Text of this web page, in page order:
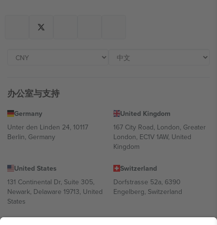
办公室与支持
Germany
Unter den Linden 24, 10117
Berlin, Germany
United Kingdom
167 City Road, London, Greater
London, EC1V 1AW, United
Kingdom
United States
131 Continental Dr, Suite 305,
Newark, Delaware 19713, United
States
Switzerland
Dorfstrasse 52a, 6390
Engelberg, Switzerland